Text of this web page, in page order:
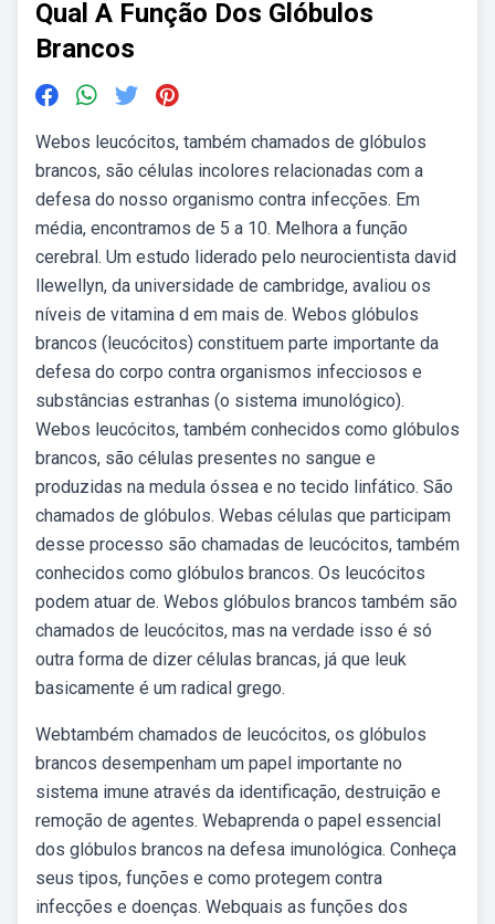
Qual A Função Dos Glóbulos
Brancos
Webos leucócitos, também chamados de glóbulos
brancos, são células incolores relacionadas com a
defesa do nosso organismo contra infecções. Em
média, encontramos de 5 a 10. Melhora a função
cerebral. Um estudo liderado pelo neurocientista david
llewellyn, da universidade de cambridge, avaliou os
níveis de vitamina d em mais de. Webos glóbulos
brancos (leucócitos) constituem parte importante da
defesa do corpo contra organismos infecciosos e
substâncias estranhas (o sistema imunológico).
Webos leucócitos, também conhecidos como glóbulos
brancos, são células presentes no sangue e
produzidas na medula óssea e no tecido linfático. São
chamados de glóbulos. Webas células que participam
desse processo são chamadas de leucócitos, também
conhecidos como glóbulos brancos. Os leucócitos
podem atuar de. Webos glóbulos brancos também são
chamados de leucócitos, mas na verdade isso é só
outra forma de dizer células brancas, já que leuk
basicamente é um radical grego.
Webtambém chamados de leucócitos, os glóbulos
brancos desempenham um papel importante no
sistema imune através da identificação, destruição e
remoção de agentes. Webaprenda o papel essencial
dos glóbulos brancos na defesa imunológica. Conheça
seus tipos, funções e como protegem contra
infecções e doenças. Webquais as funções dos